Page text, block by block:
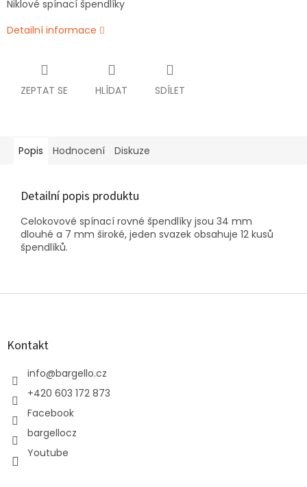
Niklové spínací špendlíky
Detailní informace
ZEPTAT SE HLÍDAT SDÍLET
Popis Hodnocení Diskuze
Detailní popis produktu
Celokovové spínací rovné špendlíky jsou 34 mm
dlouhé a 7 mm široké, jeden svazek obsahuje 12 kusů
špendlíků.
Z
Kontakt
info@bargello.cz
+420 603 172 873
Facebook
bargellocz
Youtube